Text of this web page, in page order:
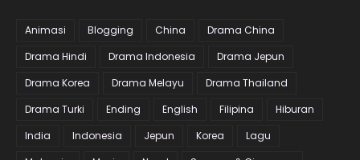
Animasi Blogging China
Drama China
Drama Hindi
Drama Indonesia
Drama Jepun
Drama Korea
Drama Melayu
Drama Thailand
Drama Turki
Ending English Filipina
Hiburan
India
Indonesia Jepun Korea
Lagu